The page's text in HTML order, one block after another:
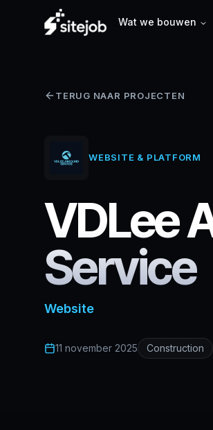
Wat we bouwen
TERUG NAAR PROJECTEN
WEBSITE & PLATFORM
VDLee
Service
Website
11 november 2025 Construction